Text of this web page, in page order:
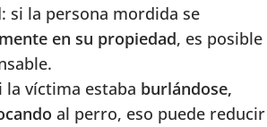
: si la persona mordida se
en su propiedad, es posible
la víctima estaba burlándose,
al perro, eso puede reducir